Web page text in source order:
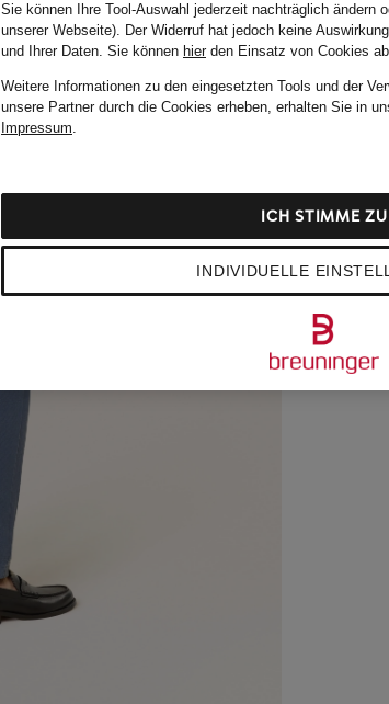
Sie können Ihre Tool-Auswahl jederzeit nachträglich ändern
unserer Webseite). Der Widerruf hat jedoch keine
und Ihrer Daten. Sie können hierden Einsatz von Cookies
Weitere Informationen zu den eingesetzten Tools und der
unsere Partner durch die Cookies erheben, erhalten Sie in
Impressum.
INDIVIDUELLE
ICH STIMME ZU